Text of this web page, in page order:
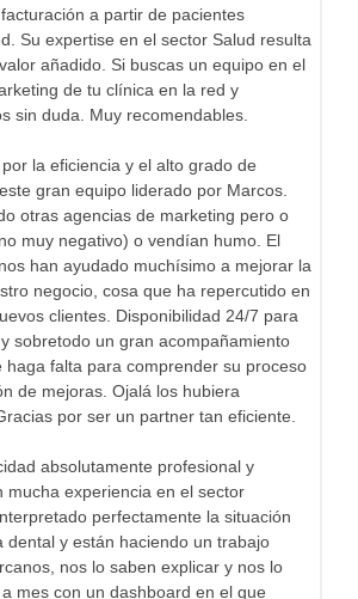
a partir de pacientes
Su expertise en el sector Salud resulta
añadido. Si buscas un equipo en el
de tu clínica en la red y
sin duda. Muy recomendables.
la eficiencia y el alto grado de
gran equipo liderado por Marcos.
otras agencias de marketing pero o
muy negativo) o vendían humo. El
han ayudado muchísimo a mejorar la
negocio, cosa que ha repercutido en
clientes. Disponibilidad 24/7 para
sobretodo un gran acompañamiento
haga falta para comprender su proceso
de mejoras. Ojalá los hubiera
por ser un partner tan eficiente.
absolutamente profesional y
mucha experiencia en el sector
perfectamente la situación
dental y están haciendo un trabajo
nos lo saben explicar y nos lo
mes con un dashboard en el que